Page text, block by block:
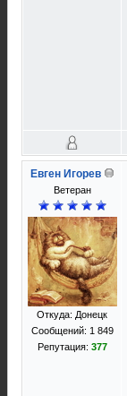
Евген Игорев
Ветеран
Откуда: Донецк
Сообщений: 1 849
Репутация: 377